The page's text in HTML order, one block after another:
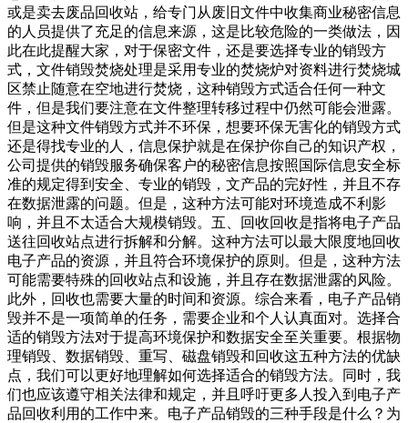
或是卖去废品回收站，给专门从废旧文件中收集商业秘密信息
的人员提供了充足的信息来源，这是比较危险的一类做法，因
此在此提醒大家，对于保密文件，还是要选择专业的销毁方
式，文件销毁焚烧处理是采用专业的焚烧炉对资料进行焚烧城
区禁止随意在空地进行焚烧，这种销毁方式适合任何一种文
件，但是我们要注意在文件整理转移过程中仍然可能会泄露。
但是这种文件销毁方式并不环保，想要环保无害化的销毁方式
还是得找专业的人，信息保护就是在保护你自己的知识产权，
公司提供的销毁服务确保客户的秘密信息按照国际信息安全标
准的规定得到安全、专业的销毁，文产品的完好性，并且不存
在数据泄露的问题。但是，这种方法可能对环境造成不利影
响，并且不太适合大规模销毁。五、回收回收是指将电子产品
送往回收站点进行拆解和分解。这种方法可以最大限度地回收
电子产品的资源，并且符合环境保护的原则。但是，这种方法
可能需要特殊的回收站点和设施，并且存在数据泄露的风险。
此外，回收也需要大量的时间和资源。综合来看，电子产品销
毁并不是一项简单的任务，需要企业和个人认真面对。选择合
适的销毁方法对于提高环境保护和数据安全至关重要。根据物
理销毁、数据销毁、重写、磁盘销毁和回收这五种方法的优缺
点，我们可以更好地理解如何选择适合的销毁方法。同时，我
们也应该遵守相关法律和规定，并且呼吁更多人投入到电子产
品回收利用的工作中来。电子产品销毁的三种手段是什么？为